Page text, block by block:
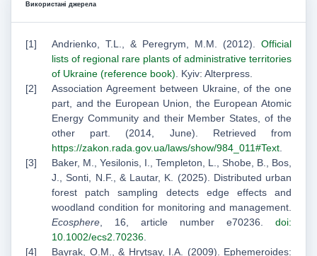
Використані джерела
Andrienko, T.L., & Peregrym, M.M. (2012). Official
lists of regional rare plants of administrative territories
of Ukraine (reference book). Kyiv: Alterpress.
Association Agreement between Ukraine, of the one
part, and the European Union, the European Atomic
Energy Community and their Member States, of the
other part. (2014, June). Retrieved from
https://zakon.rada.gov.ua/laws/show/984_011#Text.
Baker, M., Yesilonis, I., Templeton, L., Shobe, B., Bos,
J., Sonti, N.F., & Lautar, K. (2025). Distributed urban
forest patch sampling detects edge effects and
woodland condition for monitoring and management.
Ecosphere, 16, article number e70236. doi:
10.1002/ecs2.70236.
Bayrak, O.M., & Hrytsay, I.A. (2009). Ephemeroides: